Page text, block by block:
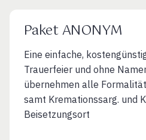
Paket ANONYM
Eine einfache,
Trauerfeier und ohne
übernehmen alle
samt Kremationssarg. und
Beisetzungsort